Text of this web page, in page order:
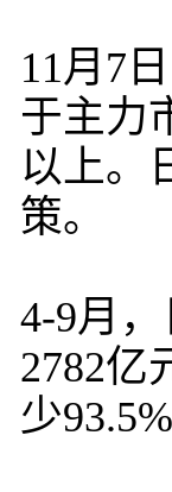
11月7
于主力
以上。
策。
4-9月
2782亿
少